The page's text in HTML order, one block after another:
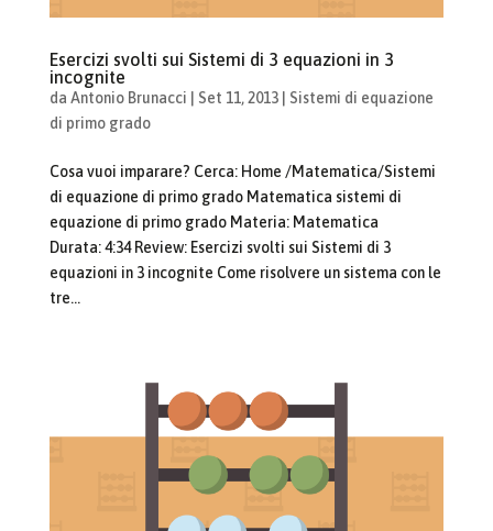
Esercizi svolti sui Sistemi di 3 equazioni in 3
incognite
da Antonio Brunacci Set 11, 2013| Sistemi di equazione
di primo grado
Cosa vuoi imparare? Cerca: Home /Matematica/Sistemi
di equazione di primo grado Matematica sistemi di
equazione di primo grado Materia: Matematica
Durata: 4:34 Review: Esercizi svolti sui Sistemi di 3
equazioni in 3 incognite Come risolvere un sistema con le
tre...